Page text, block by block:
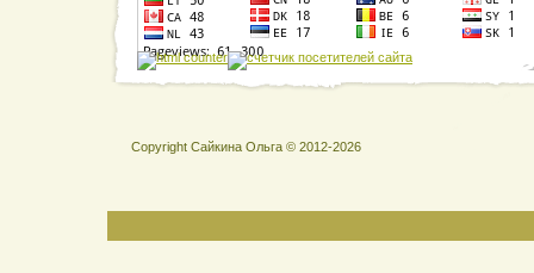
Copyright Сайкина Ольга © 2012-2026